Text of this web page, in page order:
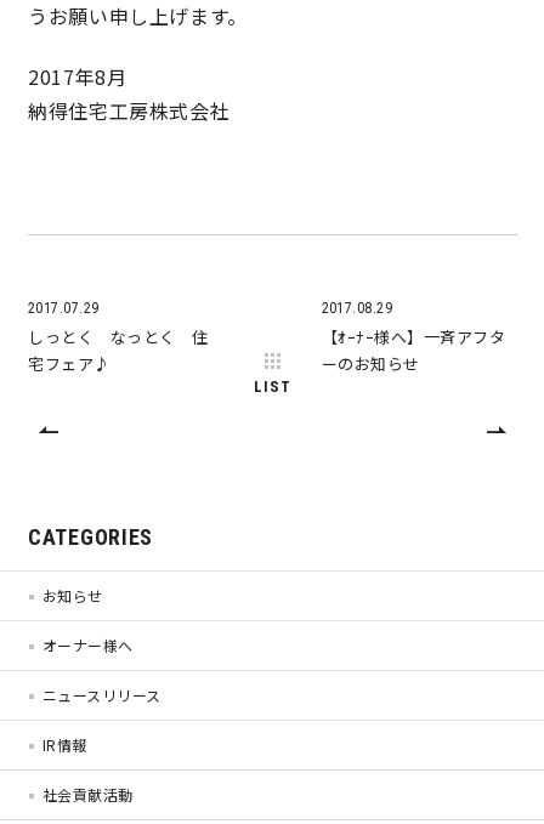
Groovin’
キママプラス
納得リフォームスタジオ
お知らせ
近日分譲予定情報 会社情報
動画ギャラリー
うお願い申し上げます。
2017年8月
納得住宅工房株式会社
2017.07.29
しっとく なっとく 住
宅フェア♪
LIST
2017.08.29
【ｵｰﾅｰ様へ】一斉アフタ
ーのお知らせ
CATEGORIES
お知らせ
オーナー様へ
ニュースリリース
IR情報
社会貢献活動